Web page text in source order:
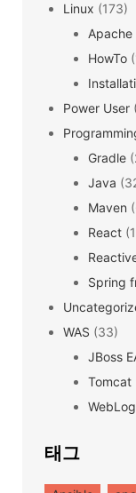
Linux (173)
Apache
HowTo
Power User
Gradle
Java
Maven
React
Spring
WAS (33)
JBoss
Tomcat
태그